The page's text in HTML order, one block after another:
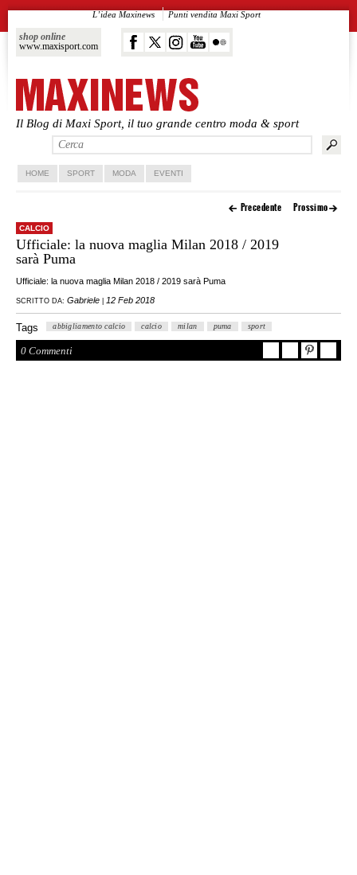
Il Blog di Maxi Sport, il tuo grande centro moda & sport
shop online
www.maxisport.com
L’idea Maxinews Punti vendita Maxi Sport
Vai al contenuto principale
Vai al contenuto secondario
HOME SPORT MODA EVENTI
Precedente Prossimo
CALCIO
Ufficiale: la nuova maglia Milan 2018 / 2019
sarà Puma
Ufficiale: la nuova maglia Milan 2018 / 2019 sarà Puma
SCRITTO DA: Gabriele 12 Feb 2018
Tags abbigliamento calcio calcio milan puma sport
0 Commenti